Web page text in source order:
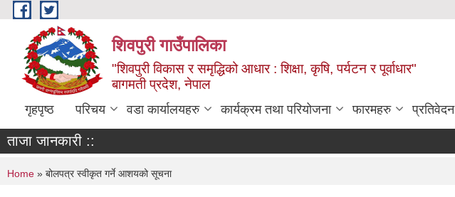
Skip to main content
शिवपुरी गाउँपालिका
"शिवपुरी विकास र समृद्धिको आधार : शिक्षा, कृषि, पर्यटन र पूर्वाधार"
बागमती प्रदेश, नेपाल
गृहपृष्ठ परिचय वडा कार्यालयहरु कार्यक्रम तथा परियोजना फारमहरु प्रतिवेदन
ताजा जानकारी ::
You are here
Home » बोलपत्र स्वीकृत गर्ने आशयको सूचना